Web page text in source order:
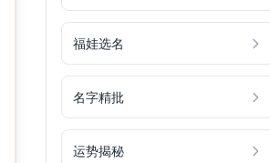
福娃选名
名字精批
运势揭秘